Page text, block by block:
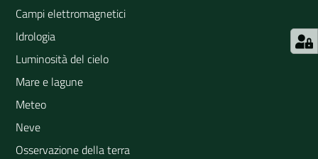
Campi elettromagnetici
Idrologia
Luminosità del cielo
Mare e lagune
Meteo
Neve
Osservazione della terra